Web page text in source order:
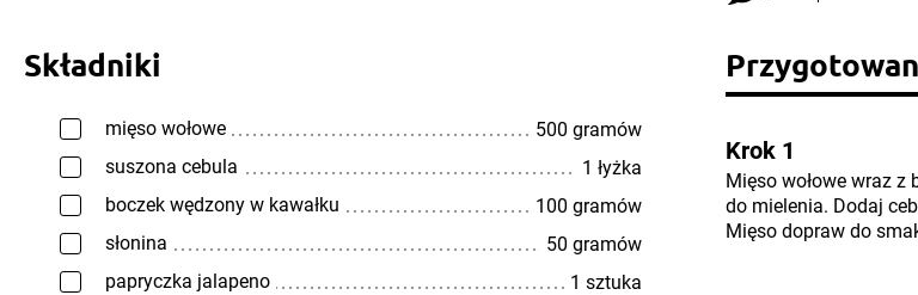
Składniki
mięso wołowe
500 gramów
suszona cebula
1 łyżka
boczek wędzony w kawałku
100 gramów
słonina
50 gramów
papryczka jalapeno
1 sztuka
Krok 1
Mięso wołowe wraz z
do mielenia. Dodaj
Mięso dopraw do